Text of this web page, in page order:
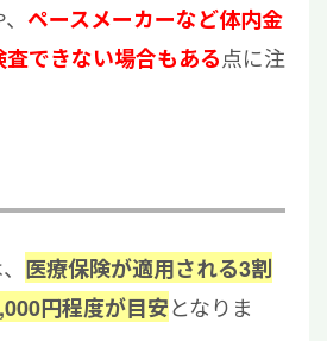
ペースメーカーなど体内金
できない場合もある点に注
医療保険が適用される3割
円程度が目安となりま